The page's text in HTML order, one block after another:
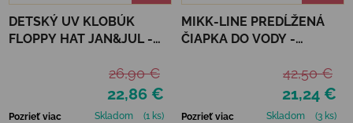
DETSKÝ UV KLOBÚK
FLOPPY HAT JAN&JUL -
22,86 €
26,90 €
Pozrieť viac Skladom
(1 ks)
MIKK-LINE PREDĹŽENÁ
ČIAPKA DO VODY -
21,24 €
42,50 €
Pozrieť viac Skladom
(3 ks)